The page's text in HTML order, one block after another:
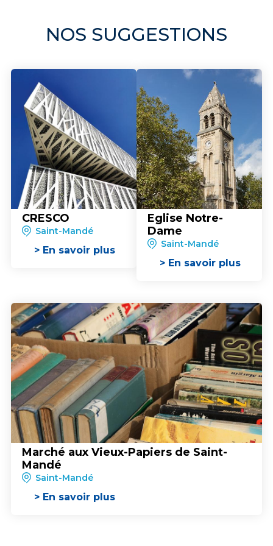
NOS SUGGESTIONS
CRESCO
Saint-Mandé
> En savoir plus
Eglise Notre-
Dame
Saint-Mandé
> En savoir plus
Marché aux Vieux-Papiers de Saint-
Mandé
Saint-Mandé
> En savoir plus